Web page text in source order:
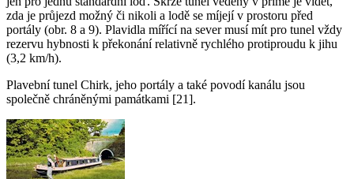
zda je průjezd možný či nikoli a lodě se míjejí v prostoru před
portály (obr. 8 a 9). Plavidla mířící na sever musí mít pro tunel vždy
rezervu hybnosti k překonání relativně rychlého protiproudu k jihu
(3,2 km/h).
Plavební tunel Chirk, jeho portály a také povodí kanálu jsou
společně chráněnými památkami [21].